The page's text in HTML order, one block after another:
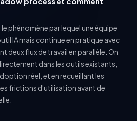
phénomène par lequel une équipe
IA mais continue en pratique avec
deux flux de travail en parallèle. On
dans les outils existants,
réel, et en recueillant les
frictions d'utilisation avant de